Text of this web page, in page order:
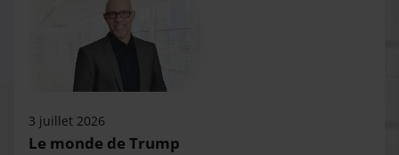
3 juillet 2026
Le monde de Trump